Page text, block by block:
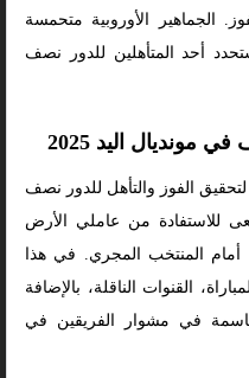
الجماهير الأوروبية متحمسة
أحد المتأهلين للدور نصف
اليد 2025
الفوز والتأهل للدور نصف
للاستفادة من عاملي الأرض
أمام المنتخب المجري. في هذا
القنوات الناقلة، بالإضافة
في مشوار الفريقين في